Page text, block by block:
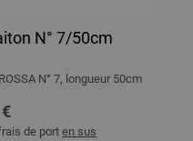
N° 7/50cm
N° 7, longueur 50cm
de porten sus